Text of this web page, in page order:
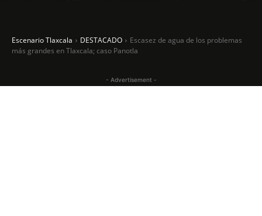
Escenario Tlaxcala DESTACADO
Escasez de agua de los problemas
más grandes en Tlaxcala; caso Panotla
- Advertisement -